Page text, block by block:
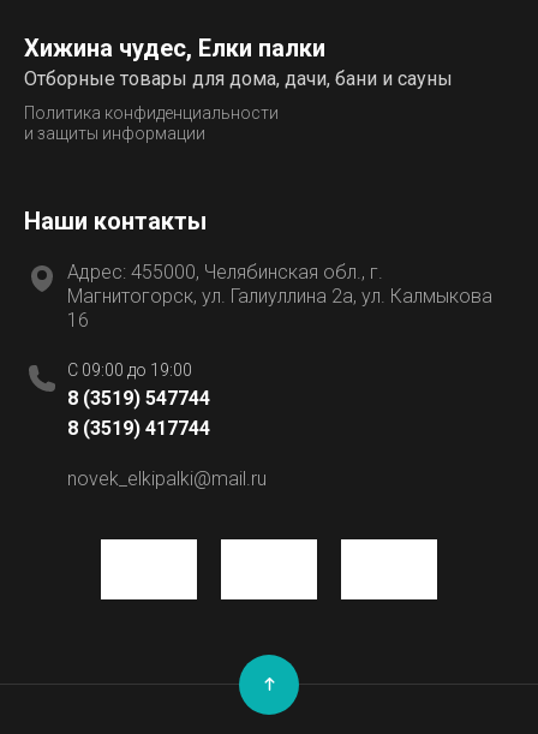
Хижина чудес, Елки палки
Отборные товары для дома, дачи, бани и сауны
Политика конфиденциальности
и защиты информации
Наши контакты
Адрес: 455000, Челябинская обл., г.
Магнитогорск, ул. Галиуллина 2а, ул. Калмыкова
16
C 09:00 до 19:00
8 (3519) 547744
8 (3519) 417744
novek_elkipalki@mail.ru